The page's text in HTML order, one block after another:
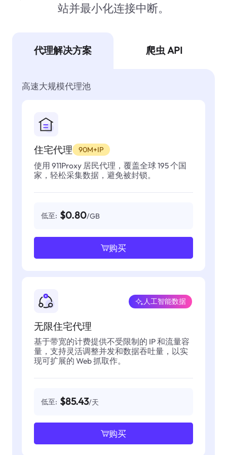
站并最小化连接中断。
代理解决方案 爬虫 API
高速大规模代理池
住宅代理 90M+IP
使用 911Proxy 居民代理，覆盖全球 195 个国
家，轻松采集数据，避免被封锁。
低至: $0.80/GB
购买
无限住宅代理
人工智能数据
基于带宽的计费提供不受限制的 IP 和流量容
量，支持灵活调整并发和数据吞吐量，以实
现可扩展的 Web 抓取作。
低至: $85.43/天
购买